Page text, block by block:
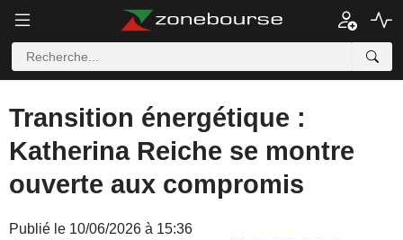
Transition énergétique :
Katherina Reiche se montre
ouverte aux compromis
Publié le 10/06/2026 à 15:36